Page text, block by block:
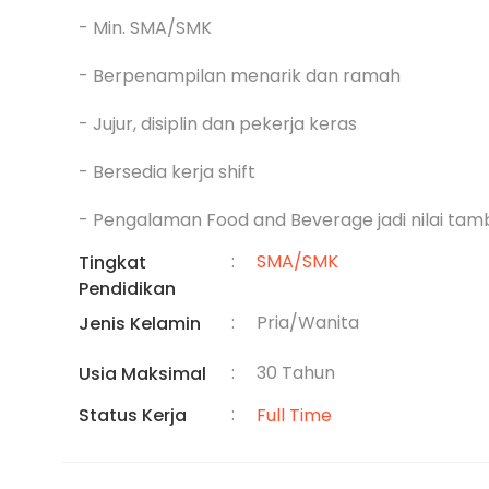
- Min. SMA/SMK
- Berpenampilan menarik dan ramah
- Jujur, disiplin dan pekerja keras
- Bersedia kerja shift
- Pengalaman Food and Beverage jadi nilai
Tingkat
Pendidikan
: SMA/SMK
Jenis Kelamin : Pria/Wanita
Usia Maksimal :
30 Tahun
Status Kerja
: Full Time